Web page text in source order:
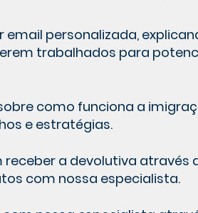
email personalizada,
trabalhados para
como funciona a
e estratégias.
a devolutiva através
com nossa especialista.